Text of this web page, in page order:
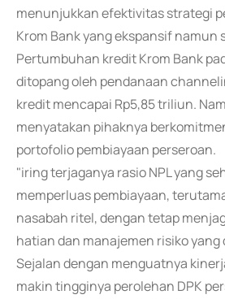
menunjukkan efektivitas strategi
Krom Bank yang ekspansif namun
Pertumbuhan kredit Krom Bank
ditopang oleh pendanaan
kredit mencapai Rp5,85 triliun.
menyatakan pihaknya
portofolio pembiayaan perseroan.
"iring terjaganya rasio NPL yang
memperluas pembiayaan,
nasabah ritel, dengan tetap
hatian dan manajemen risiko
Sejalan dengan menguatnya
makin tingginya perolehan DPK